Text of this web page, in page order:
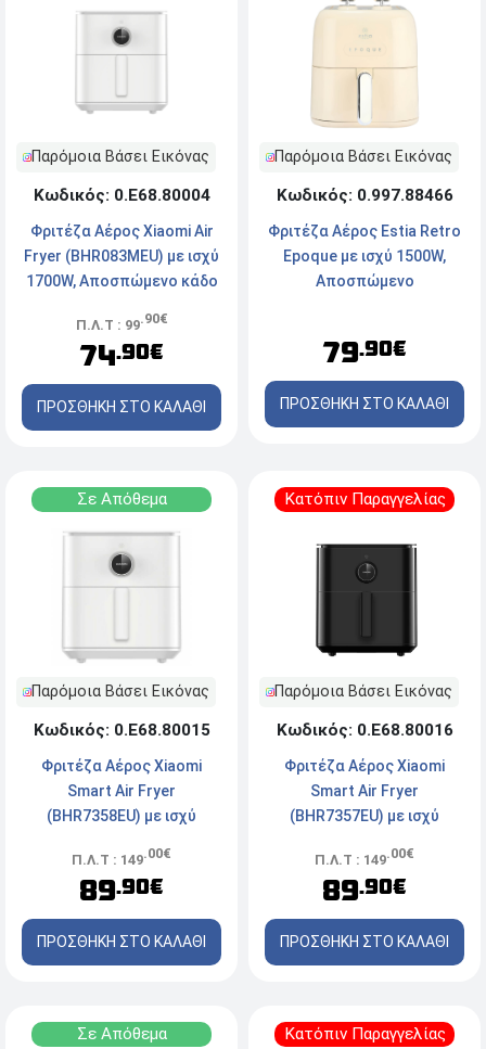
Παρόμοια Βάσει Εικόνας
Κωδικός: 0.Ε68.80004
Φριτέζα Αέρος Xiaomi Air
Fryer (BHR083MEU) με ισχύ
1700W, Αποσπώμενο κάδο
Λευκή
Π.Λ.Τ : 99.90€
74.90€
ΠΡΟΣΘΗΚΗ ΣΤΟ ΚΑΛΑΘΙ
Παρόμοια Βάσει Εικόνας
Κωδικός: 0.997.88466
Φριτέζα Αέρος Estia Retro
Epoque με ισχύ 1500W,
Aποσπώμενο
79.90€
ΠΡΟΣΘΗΚΗ ΣΤΟ ΚΑΛΑΘΙ
Σε Απόθεμα
Παρόμοια Βάσει Εικόνας
Κωδικός: 0.Ε68.80015
Φριτέζα Αέρος Xiaomi
Smart Air Fryer
(BHR7358EU) με ισχύ
και χωρητικότητα 6.5L -
Λευκή
Π.Λ.Τ : 149.00€
89.90€
ΠΡΟΣΘΗΚΗ ΣΤΟ ΚΑΛΑΘΙ
Κατόπιν Παραγγελίας
Παρόμοια Βάσει Εικόνας
Κωδικός: 0.Ε68.80016
Φριτέζα Αέρος Xiaomi
Smart Air Fryer
(BHR7357EU) με ισχύ
και χωρητικότητα 6.5L -
Μαύρη
Π.Λ.Τ : 149.00€
89.90€
ΠΡΟΣΘΗΚΗ ΣΤΟ ΚΑΛΑΘΙ
Σε Απόθεμα Κατόπιν Παραγγελίας